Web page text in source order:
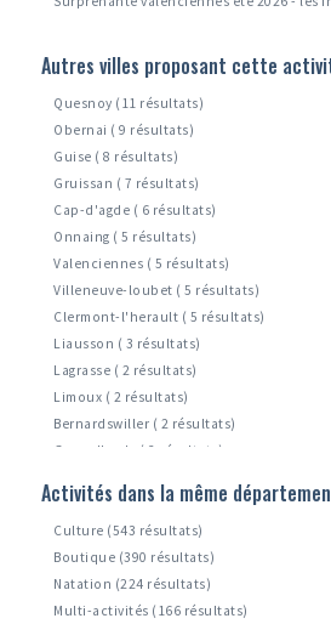
Autres villes proposant cette
Quesnoy (11 résultats)
Obernai ( 9 résultats)
Guise ( 8 résultats)
Gruissan ( 7 résultats)
Cap-d'agde ( 6 résultats)
Onnaing ( 5 résultats)
Valenciennes ( 5 résultats)
Villeneuve-loubet ( 5 résultats)
Clermont-l'herault ( 5 résultats)
Liausson ( 3 résultats)
Lagrasse ( 2 résultats)
Limoux ( 2 résultats)
Bernardswiller ( 2 résultats)
Grau-d'agde ( 2 résultats)
Raismes ( 1 résultats)
Activités dans la même
Culture (543 résultats)
Boutique (390 résultats)
Natation (224 résultats)
Multi-activités (166 résultats)